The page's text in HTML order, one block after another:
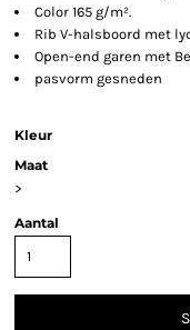
Color 165 g/m².
Rib V-halsboord met
Open-end garen met
pasvorm gesneden
Kleur
Maat
>
Aantal